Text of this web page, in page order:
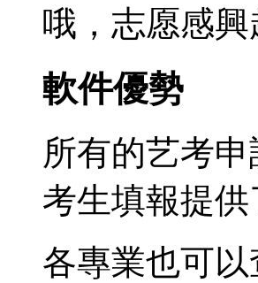
哦，志愿感
軟件優勢
所有的艺考
考生填報提
各專業也可